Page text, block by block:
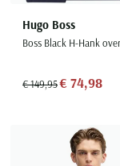
Hugo Boss
€ 149,95€ 74,98